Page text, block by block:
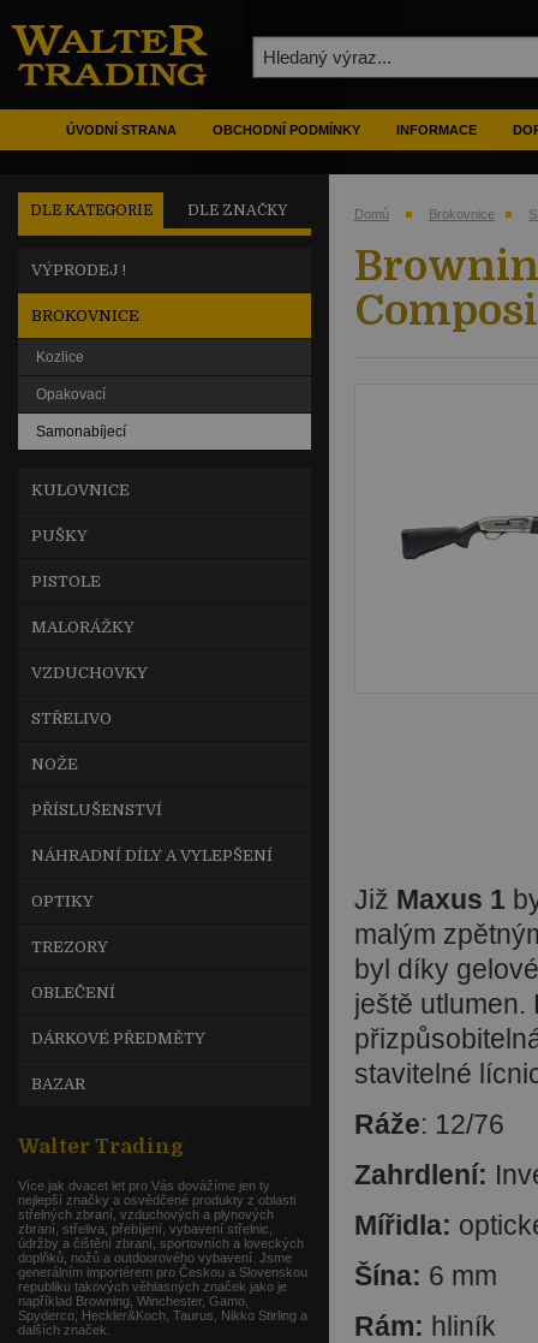
ÚVODNÍ STRANA OBCHODNÍ PODMÍNKY INFORMACE
Domů Brokovnice
Již Maxus 1
malým
byl díky
ještě utlumen.
stavitelné
Ráže: 12/76
Zahrdlení:
Mířidla:
Šína: 6 mm
Rám: hliník
DLE KATEGORIE DLE ZNAČKY
VÝPRODEJ !
BROKOVNICE
Kozlice
Opakovací
Samonabíjecí
KULOVNICE
PUŠKY
PISTOLE
MALORÁŽKY
VZDUCHOVKY
STŘELIVO
NOŽE
PŘÍSLUŠENSTVÍ
NÁHRADNÍ DÍLY A VYLEPŠENÍ
OPTIKY
TREZORY
OBLEČENÍ
DÁRKOVÉ PŘEDMĚTY
BAZAR
Walter Trading
Více jak dvacet let pro Vás dovážíme jen ty
nejlepší značky a osvědčené produkty z oblasti
střelných zbraní, vzduchových a plynových
zbraní, střeliva, přebíjení, vybavení střelnic,
údržby a čištění zbraní, sportovních a loveckých
doplňků, nožů a outdoorového vybavení. Jsme
generálním importérem pro Českou a Slovenskou
republiku takových věhlasných značek jako je
například Browning, Winchester, Gamo,
Spyderco, Heckler&Koch, Taurus, Nikko Stirling a
dalších značek.